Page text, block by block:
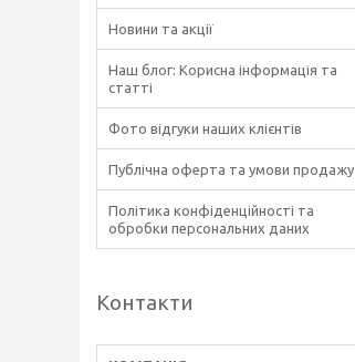
Новини та акції
Наш блог: Корисна інформація та
статті
Фото відгуки наших клієнтів
Публічна оферта та умови продажу
Політика конфіденційності та
обробки персональних даних
Контакти